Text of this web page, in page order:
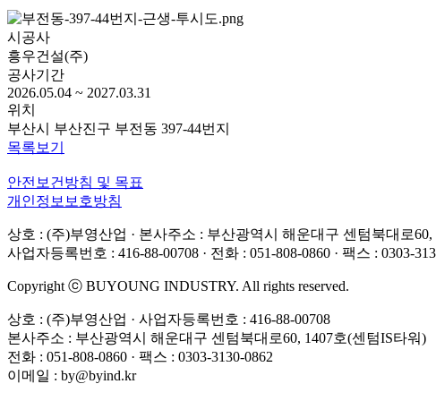
시공사
흥우건설(주)
공사기간
2026.05.04 ~ 2027.03.31
위치
부산시 부산진구 부전동 397-44번지
목록보기
안전보건방침 및 목표
개인정보보호방침
상호 : (주)부영산업 · 본사주소 : 부산광역시 해운대구 센텀북대로
사업자등록번호 : 416-88-00708 · 전화 : 051-808-0860 · 팩스 : 0303-
Copyright ⓒ BUYOUNG INDUSTRY. All rights reserved.
상호 : (주)부영산업 · 사업자등록번호 : 416-88-00708
본사주소 : 부산광역시 해운대구 센텀북대로60, 1407호(센텀IS타워)
전화 : 051-808-0860 · 팩스 : 0303-3130-0862
이메일 : by@byind.kr